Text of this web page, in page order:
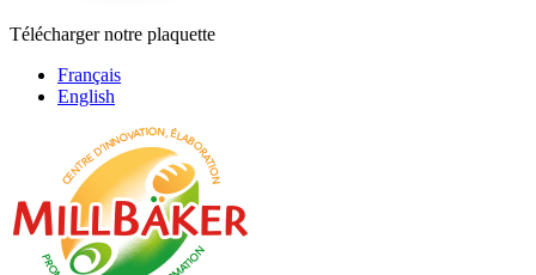
Télécharger notre plaquette
Français
English